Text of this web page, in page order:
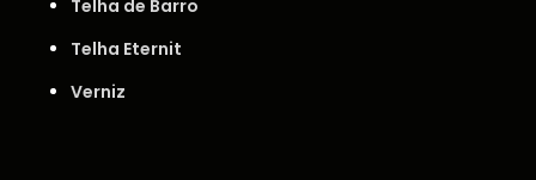
Telha de Barro
Telha Eternit
Verniz